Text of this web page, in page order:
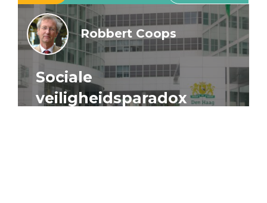
Robbert Coops
Sociale
veiligheidsparadox